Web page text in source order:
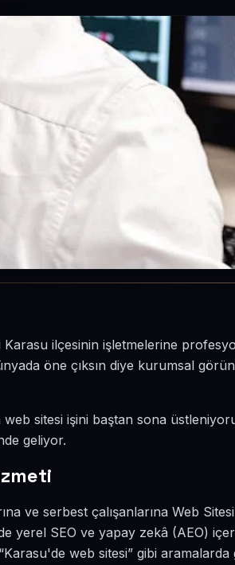
ilçesinin işletmelerine
öne çıksın diye kurumsal
sitesi işini baştan sona
geliyor.
ve serbest çalışanlarına Web
yerel SEO ve yapay zekâ (AEO)
web sitesi” gibi